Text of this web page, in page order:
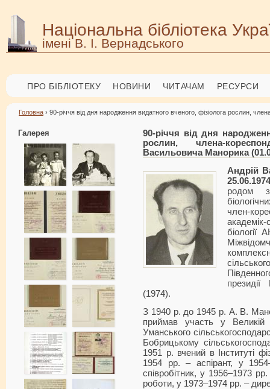
Національна бібліотека
імені В. І. Вернадського
ПРО БІБЛІОТЕКУ НОВИНИ ЧИТАЧАМ РЕСУРСИ
Головна › 90-річчя від дня народження видатного вченого, фізіолога рослин,
Галерея
90-річчя від дня
рослин, члена-
Васильовича Манорика
Андрій
25.06.1974
родом з
член-
(1974).
З 1940 р. до 1945 р. А. В.
приймав участь у Великій
Уманського
Бобрицькому
1951 р. вчений в Інституті
1954 рр. – аспірант, у
співробітник, у 1956–1973
роботи, у 1973–1974 рр. –